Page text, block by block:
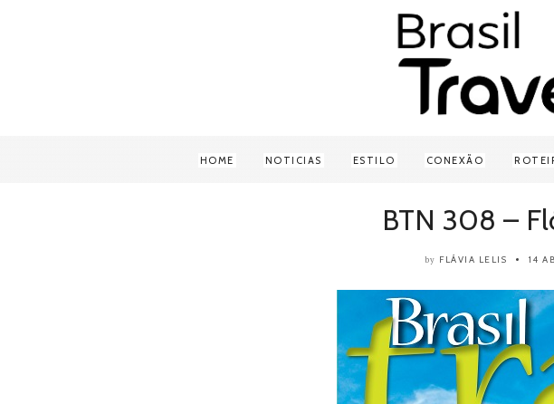
HOME NOTICIAS ESTILO CONEXÃO
BTN 308 –
by FLÁVIA LELIS 14